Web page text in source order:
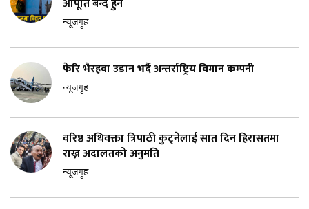
आपूर्ति बन्द हुने
न्यूजगृह
फेरि भैरहवा उडान भर्दै अन्तर्राष्ट्रिय विमान कम्पनी
न्यूजगृह
वरिष्ठ अधिवक्ता त्रिपाठी कुट्नेलाई सात दिन हिरासतमा
राख्न अदालतको अनुमति
न्यूजगृह